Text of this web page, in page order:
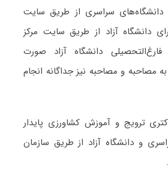
دانشگاه‌های سراسری از طریق سایت
دانشگاه آزاد از طریق سایت مرکز
دانشگاه آزاد صورت
مصاحبه و مصاحبه نیز جداگانه انجام
ﺗﺮوﻳﺞ و آﻣﻮزش ﻛﺸﺎورزی ﭘﺎﻳﺪار
و دانشگاه آزاد از طریق سازمان